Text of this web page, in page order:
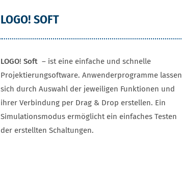
LOGO! SOFT
LOGO! Soft – ist eine einfache und schnelle
Projektierungsoftware. Anwenderprogramme lassen
sich durch Auswahl der jeweiligen Funktionen und
ihrer Verbindung per Drag & Drop erstellen. Ein
Simulationsmodus ermöglicht ein einfaches Testen
der erstellten Schaltungen.